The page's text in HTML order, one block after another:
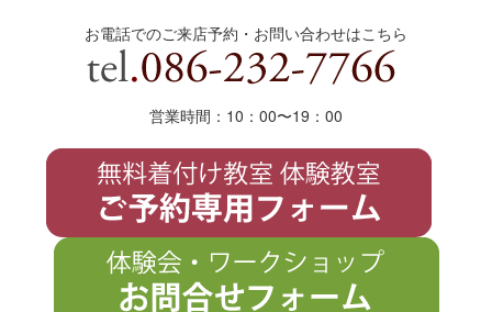
お電話でのご来店予約・お問い合わせはこちら
営業時間：10：00〜19 ： 00